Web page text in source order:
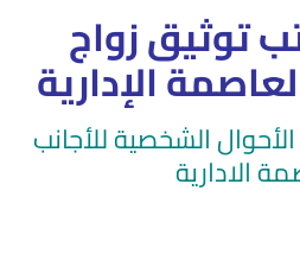
توثيق زواج
الإدارية
الشخصية للأجانب
الادارية